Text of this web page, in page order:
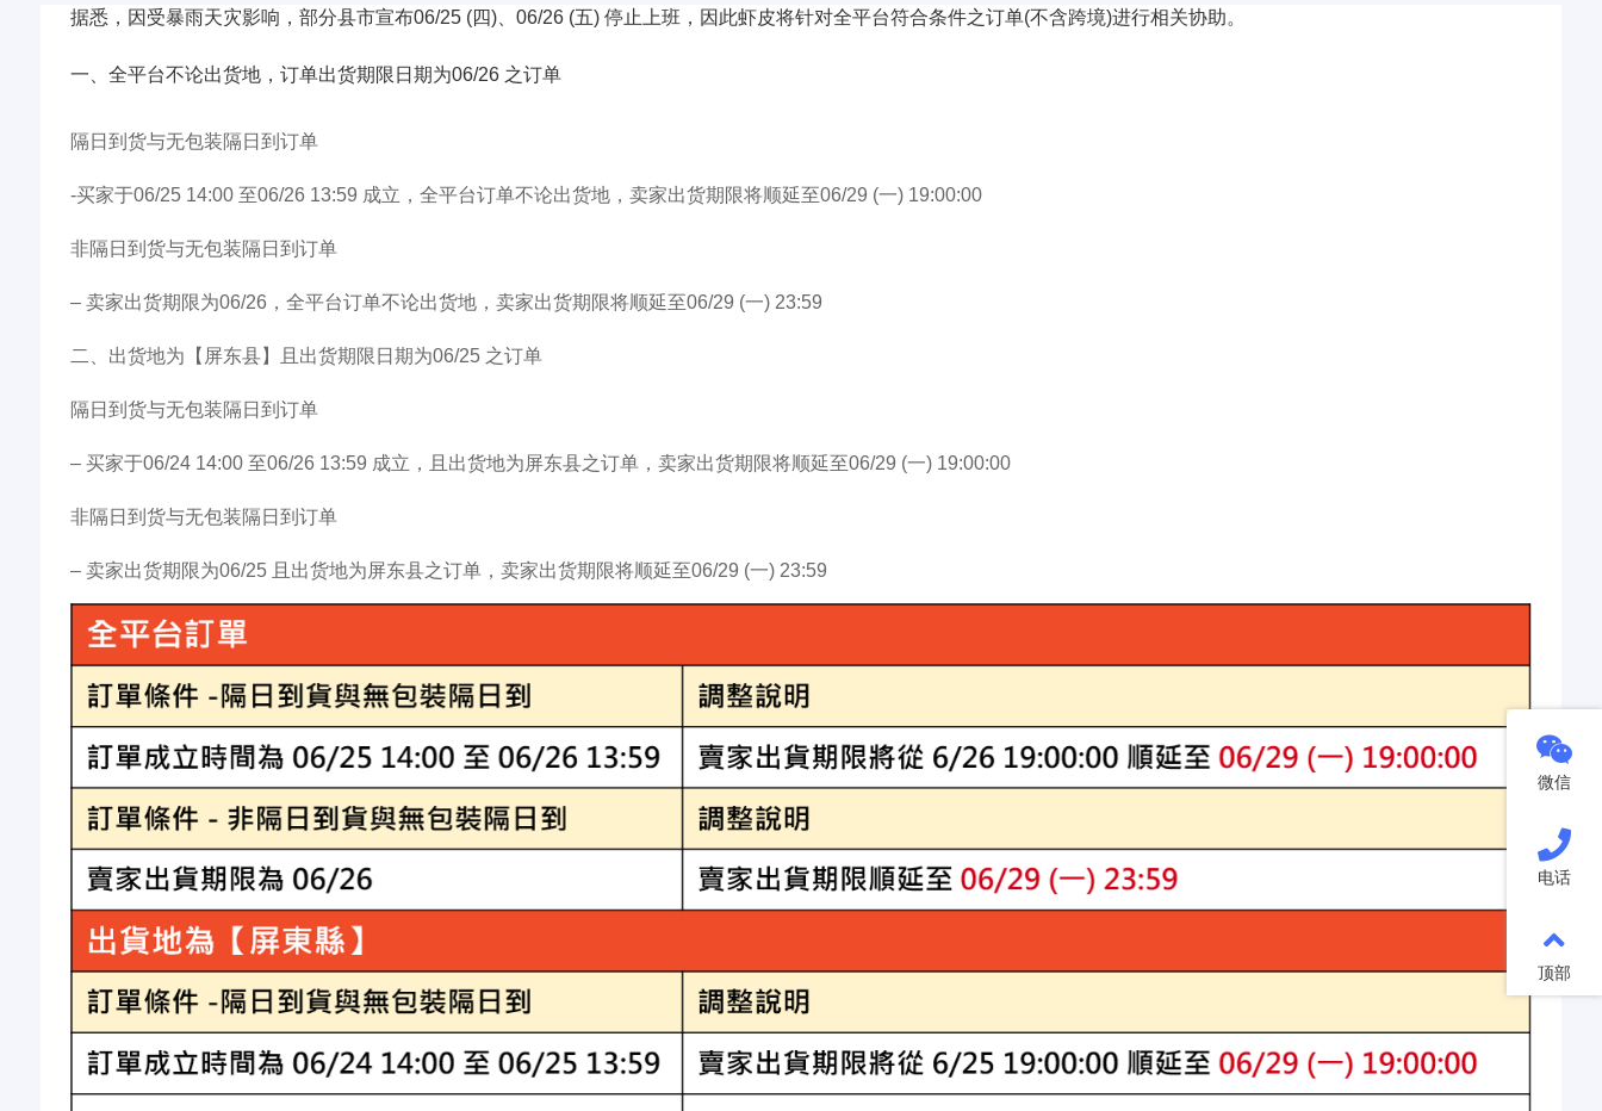
据悉，因受暴雨天灾影响，部分县市宣布06/25 (四)、06/26 (五) 停止上班，因此虾皮将针对全平台符合条件之订单(不含跨境)进行相关协助。
一、全平台不论出货地，订单出货期限日期为06/26 之订单
隔日到货与无包装隔日到订单
-买家于06/25 14:00 至06/26 13:59 成立，全平台订单不论出货地，卖家出货期限将顺延至06/29 (一) 19:00:00
非隔日到货与无包装隔日到订单
– 卖家出货期限为06/26，全平台订单不论出货地，卖家出货期限将顺延至06/29 (一) 23:59
二、出货地为【屏东县】且出货期限日期为06/25 之订单
隔日到货与无包装隔日到订单
– 买家于06/24 14:00 至06/26 13:59 成立，且出货地为屏东县之订单，卖家出货期限将顺延至06/29 (一) 19:00:00
非隔日到货与无包装隔日到订单
– 卖家出货期限为06/25 且出货地为屏东县之订单，卖家出货期限将顺延至06/29 (一) 23:59
微信
电话
顶部